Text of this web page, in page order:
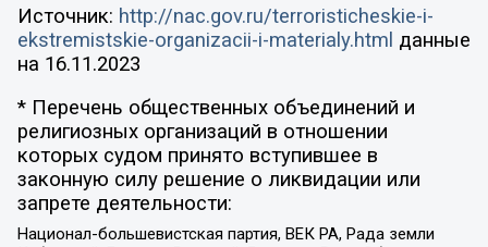
Источник: http://nac.gov.ru/terroristicheskie-i-
ekstremistskie-organizacii-i-materialy.html данные
на 16.11.2023
* Перечень общественных объединений и
религиозных организаций в отношении
которых судом принято вступившее в
законную силу решение о ликвидации или
запрете деятельности:
Национал-большевистская партия, ВЕК РА, Рада земли